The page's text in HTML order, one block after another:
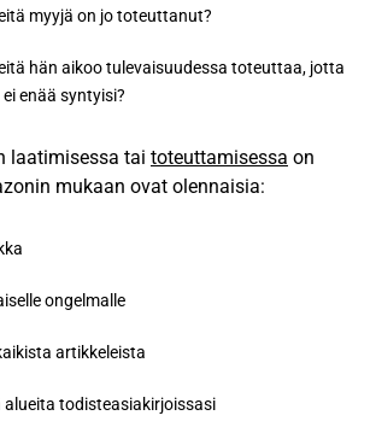
myyjä on jo toteuttanut?
hän aikoo tulevaisuudessa toteuttaa, jotta
enää syntyisi?
laatimisessa tai toteuttamisessa on
mukaan ovat olennaisia:
ongelmalle
artikkeleista
todisteasiakirjoissasi